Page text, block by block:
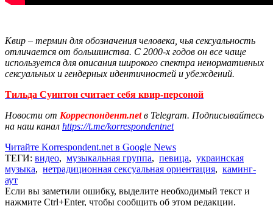
Квир – термин для обозначения человека, чья сексуальность
отличается от большинства. С 2000-х годов он все чаще
используется для описания широкого спектра ненормативных
сексуальных и гендерных идентичностей и убеждений.
Тильда Суинтон считает себя квир-персоной
Новости от Корреспондент.netв Telegram. Подписывайтесь
на наш канал https://t.me/korrespondentnet
Читайте Korrespondent.net в Google News
ТЕГИ: видео, музыкальная группа, певица, украинская
музыка, нетрадиционная сексуальная ориентация, каминг-
аут
Если вы заметили ошибку, выделите необходимый текст и
нажмите Ctrl+Enter, чтобы сообщить об этом редакции.